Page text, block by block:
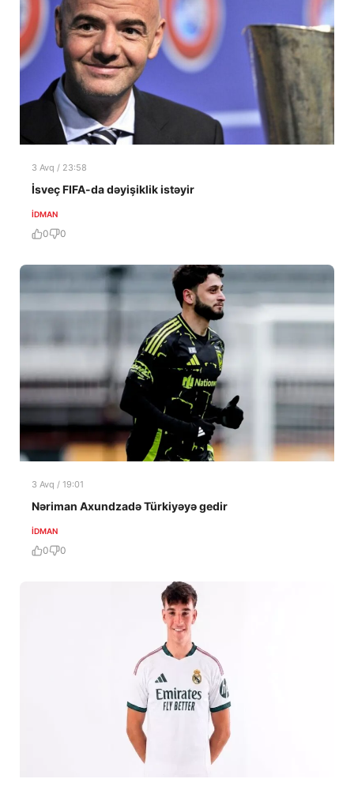
3 Avq / 23:58
İsveç FIFA-da dəyişiklik istəyir
İDMAN
0 0
3 Avq / 19:01
Nəriman Axundzadə Türkiyəyə gedir
İDMAN
0 0